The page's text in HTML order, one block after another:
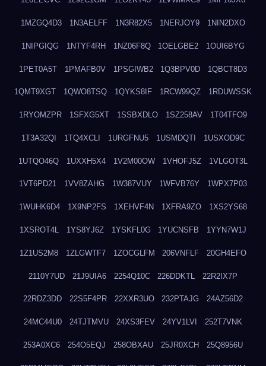
1MZGQ4D3 1N3AELFF 1N3R82X5 1NERJOY9 1NIN2DXO
1NIPGIQG 1NTYF4RH 1NZ06F8Q 1OELGBE2 1OUI6BYG
1PET0A5T 1PMAFB0V 1PSGIWB2 1Q3BPV0D 1QBCT8D3
1QMT9XGT 1QWO8TSQ 1QYKS8IF 1RCW99QZ 1RDUWSSK
1RYOMZPR 1SFXG5XT 1SSBXDLO 1SZ258AV 1T04TFO9
1T3A32QI 1TQ4XCLI 1URGFNU5 1USMDQTI 1USXOD9C
1UTQO46Q 1UXXH5X4 1V2M00OW 1VHOFJ5Z 1VLGOT3L
1VT6PD21 1VV8ZAHG 1W387VUY 1WFVB76Y 1WPX7P03
1WUHK6D4 1X9NP2FS 1XEHVF4N 1XFRA9ZO 1XS2YS68
1XSROT4L 1YS8YJ6Z 1YSKFL0G 1YUCNSFB 1YYN7W1J
1Z1US2M8 1ZLGWTF7 1ZOCGLFM 206VNFLF 20GH4EFO
2110Y7UD 21J9UIA6 2254Q10C 226DDKTL 22R2IX7P
22RDZ3DD 22S5F4PR 22XXR3UO 232PTAJG 24AZ56D2
24MC44U0 24TJTMVU 24XS3FEV 24YV1LVI 252T7VNK
253A0XC6 254O5EQJ 258OBXAU 25JR0XCH 25Q8956U